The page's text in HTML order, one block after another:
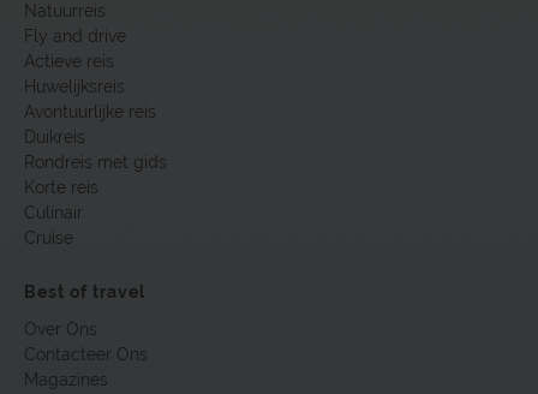
Natuurreis
Fly and drive
Actieve reis
Huwelijksreis
Avontuurlijke reis
Duikreis
Rondreis met gids
Korte reis
Culinair
Cruise
Best of travel
Over Ons
Contacteer Ons
Magazines